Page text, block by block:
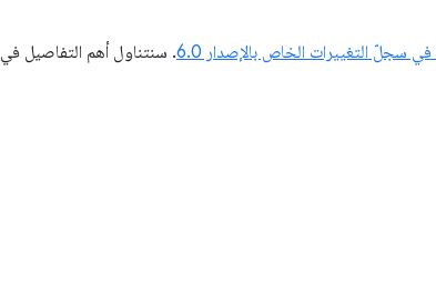
في سجلّ التغييرات الخاص بالإصدار 6.0
. سنتناول أهم التفاصيل في